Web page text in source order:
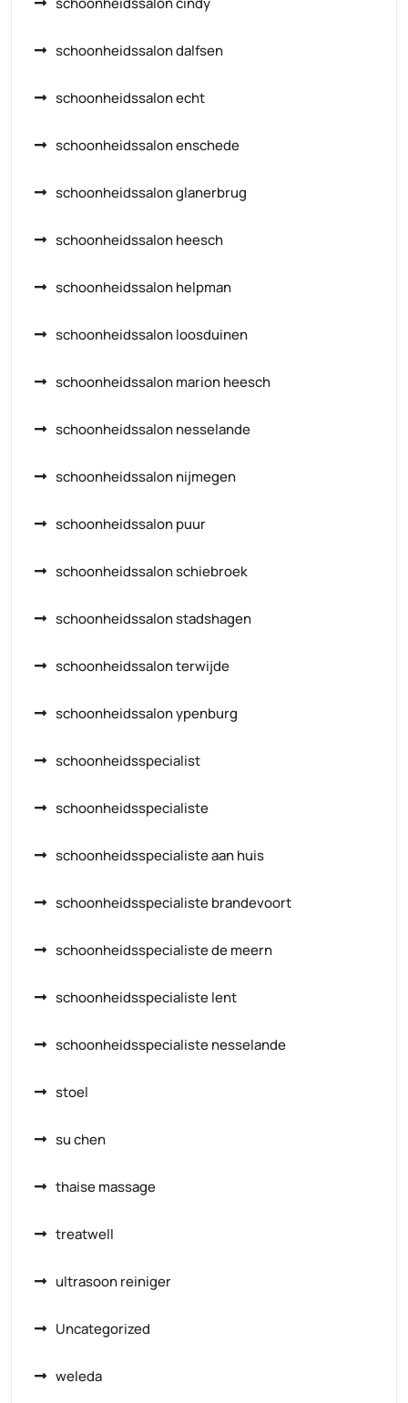
schoonheidssalon dalfsen
schoonheidssalon echt
schoonheidssalon enschede
schoonheidssalon glanerbrug
schoonheidssalon heesch
schoonheidssalon helpman
schoonheidssalon loosduinen
schoonheidssalon marion heesch
schoonheidssalon nesselande
schoonheidssalon nijmegen
schoonheidssalon puur
schoonheidssalon schiebroek
schoonheidssalon stadshagen
schoonheidssalon terwijde
schoonheidssalon ypenburg
schoonheidsspecialist
schoonheidsspecialiste
schoonheidsspecialiste aan huis
schoonheidsspecialiste brandevoort
schoonheidsspecialiste de meern
schoonheidsspecialiste lent
schoonheidsspecialiste nesselande
stoel
su chen
thaise massage
treatwell
ultrasoon reiniger
Uncategorized
weleda